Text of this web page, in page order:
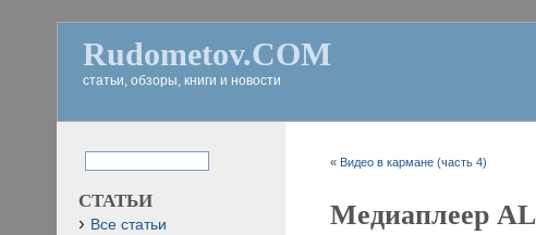
Rudometov.COM
статьи, обзоры, книги и новости
« Видео в кармане (часть 4)
Медиаплеер
СТАТЬИ
Все статьи